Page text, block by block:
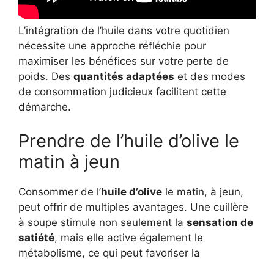
L’intégration de l’huile dans votre quotidien
nécessite une approche réfléchie pour
maximiser les bénéfices sur votre perte de
poids. Des quantités adaptées et des modes
de consommation judicieux facilitent cette
démarche.
Prendre de l’huile d’olive le
matin à jeun
Consommer de l’huile d’olive le matin, à jeun,
peut offrir de multiples avantages. Une cuillère
à soupe stimule non seulement la sensation de
satiété, mais elle active également le
métabolisme, ce qui peut favoriser la